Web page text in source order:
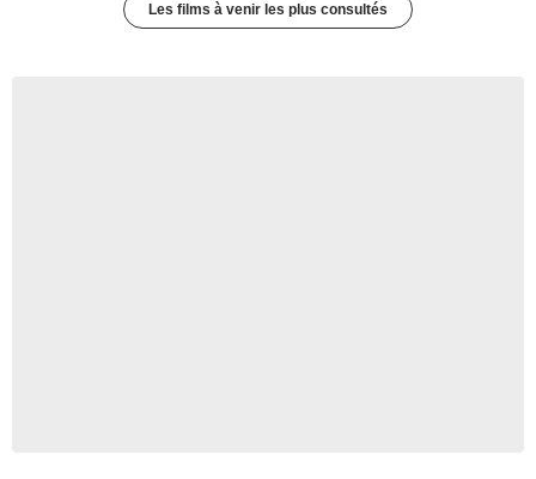
Les films à venir les plus consultés